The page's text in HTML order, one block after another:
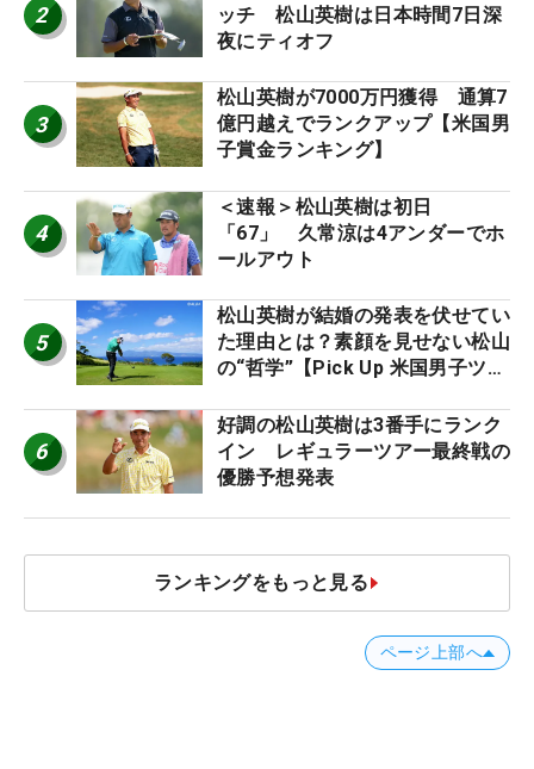
2
ッチ 松山英樹は日本時間7日深
夜にティオフ
3
松山英樹が7000万円獲得 通算7
億円越えでランクアップ【米国男
子賞金ランキング】
4
＜速報＞松山英樹は初日
「67」 久常涼は4アンダーでホ
ールアウト
5
松山英樹が結婚の発表を伏せてい
た理由とは？素顔を見せない松山
の“哲学”【Pick Up 米国男子ツア
6
好調の松山英樹は3番手にランク
イン レギュラーツアー最終戦の
優勝予想発表
ランキングをもっと見る
ページ上部へ